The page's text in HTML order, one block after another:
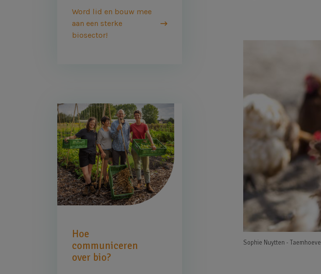
Word lid en bouw mee
aan een sterke
biosector!
Afbeelding
Hoe
communiceren
over bio?
Sophie Nuytten - Taemhoeve